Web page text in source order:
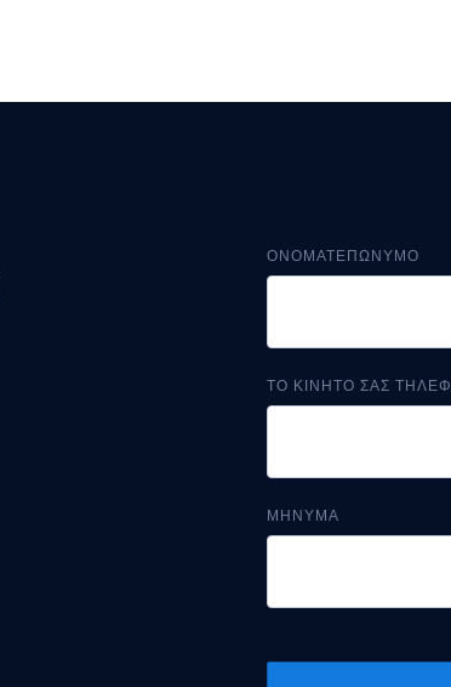
ΟΝΟΜΑΤΕΠΩΝΥΜΟ
ΤΟ ΚΙΝΗΤΟ ΣΑΣ
ΜΗΝΥΜΑ